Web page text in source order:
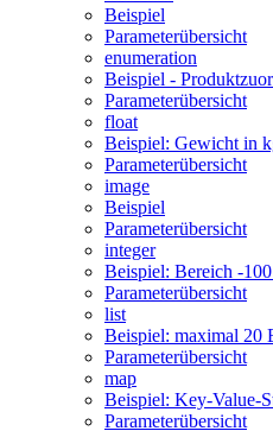
Beispiel
Parameterübersicht
enumeration
Beispiel -
Parameterübersicht
float
Beispiel: Gewicht in
Parameterübersicht
image
Beispiel
Parameterübersicht
integer
Beispiel: Bereich -
Parameterübersicht
list
Beispiel: maximal 20
Parameterübersicht
map
Beispiel: Key-Value-
Parameterübersicht